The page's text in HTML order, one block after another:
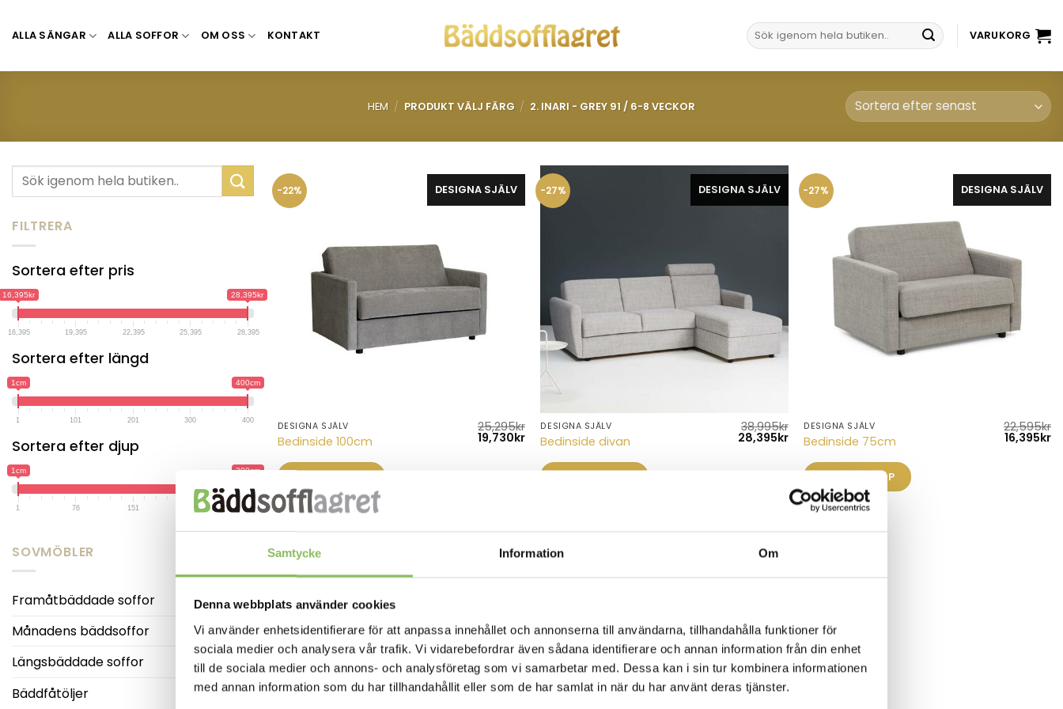
Samtycke Information Om
Denna webbplats använder cookies
Vi använder enhetsidentifierare för att anpassa innehållet och annonserna till användarna, tillhandahålla funktioner för
sociala medier och analysera vår trafik. Vi vidarebefordrar även sådana identifierare och annan information från din enhet
till de sociala medier och annons- och analysföretag som vi samarbetar med. Dessa kan i sin tur kombinera informationen
med annan information som du har tillhandahållit eller som de har samlat in när du har använt deras tjänster.
ALLA SÄNGAR ALLA SOFFOR OM OSS KONTAKT
Sök
efter:
VARUKORG
HEM / PRODUKT VÄLJ FÄRG / 2. INARI - GREY 91 / 6-8 VECKOR
Sök
FILTRERA
Sortera efter pris
16,395kr 28,395kr
16,395 19,395 22,395 25,395 28,395
Sortera efter längd
1cm 400cm
1 101 201 300 400
Sortera efter djup
1cm 300cm
1 76 151 225 300
SOVMÖBLER
Framåtbäddade soffor
Månadens bäddsoffor
Längsbäddade soffor
Bäddfåtöljer
-22% DESIGNA SJÄLV
DESIGNA SJÄLV
Bedinside 100cm
25,295kr
Det
ursprungliga
19,730krDet
nuvarande
priset
-27% DESIGNA SJÄLV
DESIGNA SJÄLV
Bedinside divan
38,995kr
Det
ursprungliga
28,395krDet
nuvarande
priset
-27% DESIGNA SJÄLV
DESIGNA SJÄLV
Bedinside 75cm
22,595kr
Det
16,395kr
LÄS MER/KÖP
-27% DESIGNA SJÄLV